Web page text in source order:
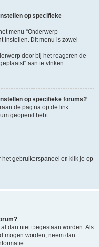
op specifieke
menu “Onderwerp
instellen. Dit menu is zowel
door bij het reageren de
aan te vinken.
op specifieke forums?
de pagina op de link
geopend hebt.
gebruikerspaneel en klik je op
dan niet toegestaan worden. Als
mogen worden, neem dan